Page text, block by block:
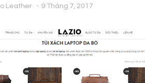
Leather 9 Tháng 7, 2017